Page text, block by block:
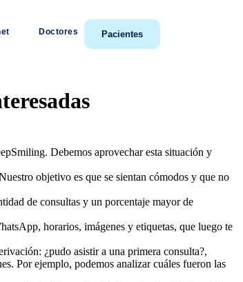
Doctores Pacientes
Debemos aprovechar esta situación y
objetivo es que se sientan cómodos y que no
de consultas y un porcentaje mayor de
horarios, imágenes y etiquetas, que luego te
¿pudo asistir a una primera consulta?,
Por ejemplo, podemos analizar cuáles fueron las